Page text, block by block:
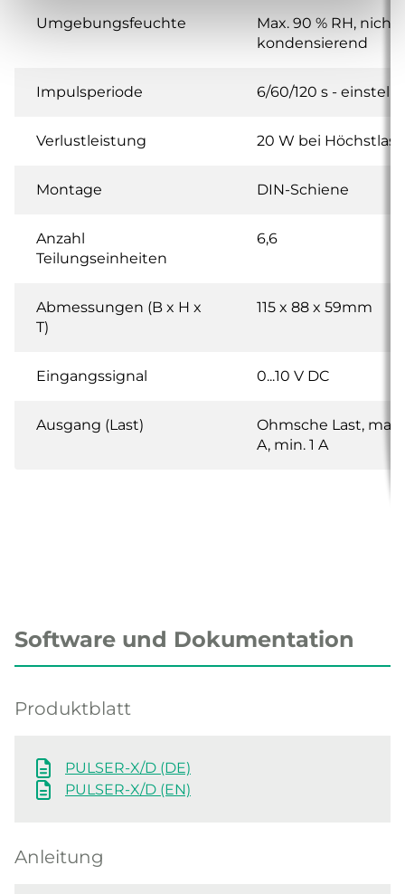
Umgebungsfeuchte
Max. 90 % RH, nicht
kondensierend
Impulsperiode 6/60/120 s -
Verlustleistung 20 W bei Höchstlast
Montage DIN-Schiene
Anzahl
Teilungseinheiten
6,6
Abmessungen (B x H x
T)
115 x 88 x 59mm
Eingangssignal 0...10 V DC
Ausgang (Last)
Ohmsche Last, max.
A, min. 1 A
Software und Dokumentation
Produktblatt
PULSER-X/D (DE)
PULSER-X/D (EN)
Anleitung